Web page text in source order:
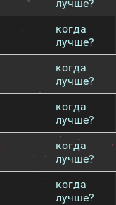
лучше?
когда
лучше?
когда
лучше?
когда
лучше?
-
когда
лучше?
когда
лучше?